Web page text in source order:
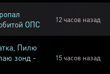
ОПС
12 часов назад
Пилю
зонд -
15 часов назад